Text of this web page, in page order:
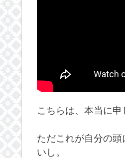
こちらは、本当に申
ただこれが自分の
いし。